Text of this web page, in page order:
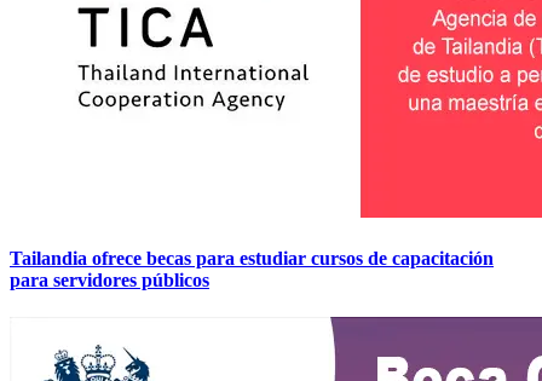
Tailandia ofrece becas para estudiar cursos de capacitación
para servidores públicos